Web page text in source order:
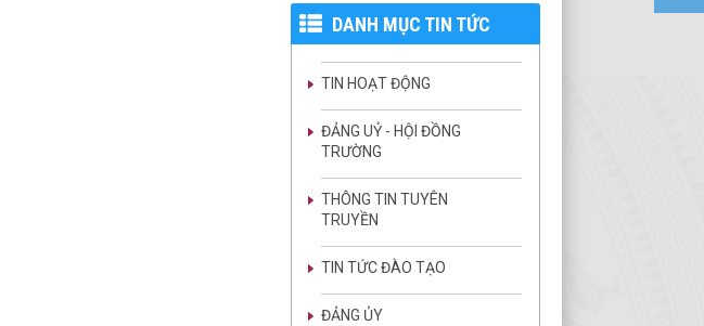
DANH MỤC TIN TỨC
TIN HOẠT ĐỘNG
ĐẢNG UỶ - HỘI ĐỒNG
TRƯỜNG
THÔNG TIN TUYÊN
TRUYỀN
TIN TỨC ĐÀO TẠO
ĐẢNG ỦY